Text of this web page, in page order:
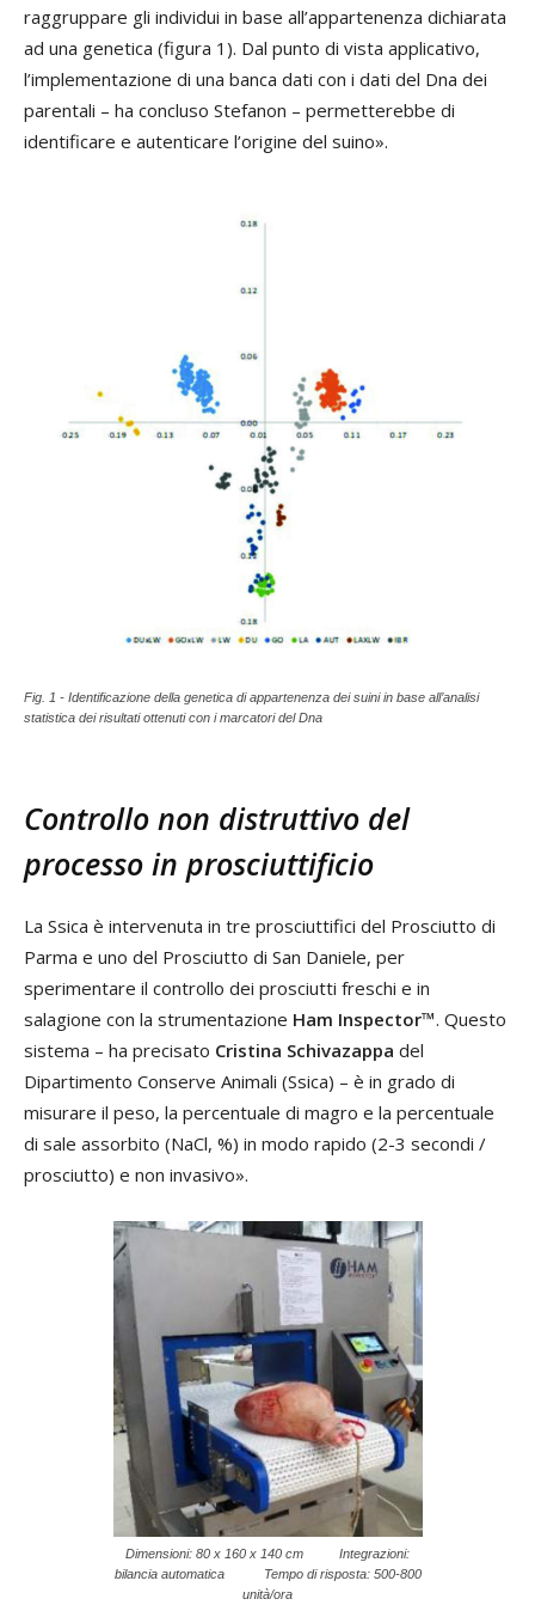
raggruppare gli individui in base all’appartenenza dichiarata
ad una genetica (figura 1). Dal punto di vista applicativo,
l’implementazione di una banca dati con i dati del Dna dei
parentali – ha concluso Stefanon – permetterebbe di
identificare e autenticare l’origine del suino».
Fig. 1 - Identificazione della genetica di appartenenza dei suini in base all’analisi
statistica dei risultati ottenuti con i marcatori del Dna
Controllo non distruttivo del
processo in prosciuttificio
La Ssica è intervenuta in tre prosciuttifici del Prosciutto di
Parma e uno del Prosciutto di San Daniele, per
sperimentare il controllo dei prosciutti freschi e in
salagione con la strumentazione Ham Inspector™. Questo
sistema – ha precisato Cristina Schivazappa del
Dipartimento Conserve Animali (Ssica) – è in grado di
misurare il peso, la percentuale di magro e la percentuale
di sale assorbito (NaCl, %) in modo rapido (2-3 secondi /
prosciutto) e non invasivo».
Dimensioni: 80 x 160 x 140 cm Integrazioni:
bilancia automatica Tempo di risposta: 500-800
unità/ora